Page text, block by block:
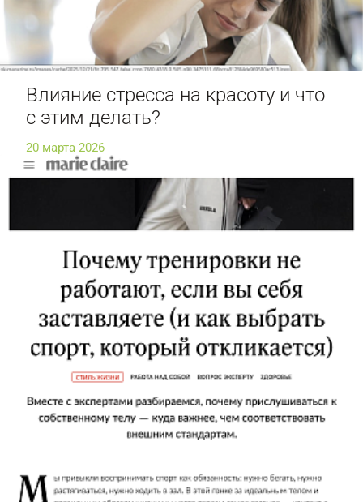
Влияние стресса на красоту и что
с этим делать?
20 марта 2026